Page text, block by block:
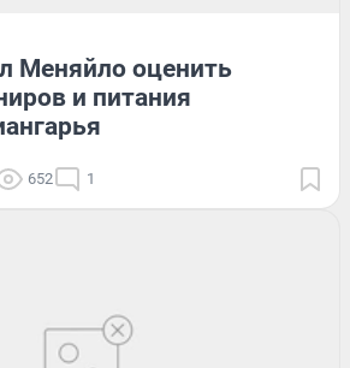
Меняйло оценить
и питания
652 1